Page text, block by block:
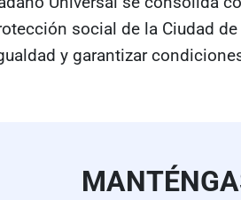
social de la Ciudad
y garantizar